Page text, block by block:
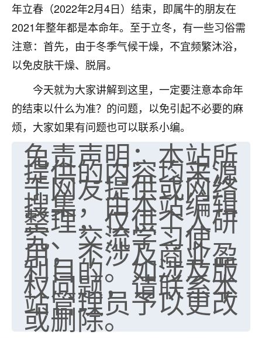
年立春（2022年2月4日）结束，即属牛的朋友在
2021年整年都是本命年。至于立冬，有一些习俗需
注意：首先，由于冬季气候干燥，不宜频繁沐浴，
以免皮肤干燥、脱屑。
今天就为大家讲解到这里，一定要注意本命年
的结束以什么为准？的问题，以免引起不必要的麻
烦，大家如果有问题也可以联系小编。
免责声明：本站所
提供的内容均来源
于网友提供或网络
搜集，由本站编辑
整理，仅供个人研
究、交流学习使
用，不涉及商业盈
利目的。如涉及版
权问题，请联系本
站管理员予以更改
或删除。